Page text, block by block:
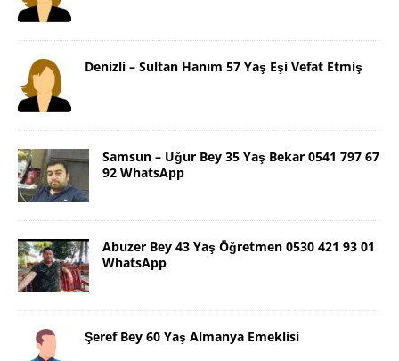
Denizli – Sultan Hanım 57 Yaş Eşi Vefat Etmiş
Samsun – Uğur Bey 35 Yaş Bekar 0541 797 67
92 WhatsApp
Abuzer Bey 43 Yaş Öğretmen 0530 421 93 01
WhatsApp
Şeref Bey 60 Yaş Almanya Emeklisi